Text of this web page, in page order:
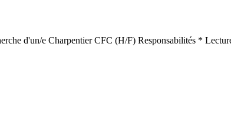
d'un/e Charpentier CFC (H/F) Responsabilités *